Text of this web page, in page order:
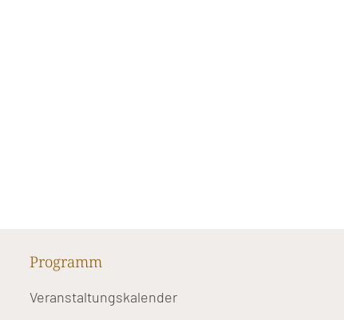
Programm
Veranstaltungskalender